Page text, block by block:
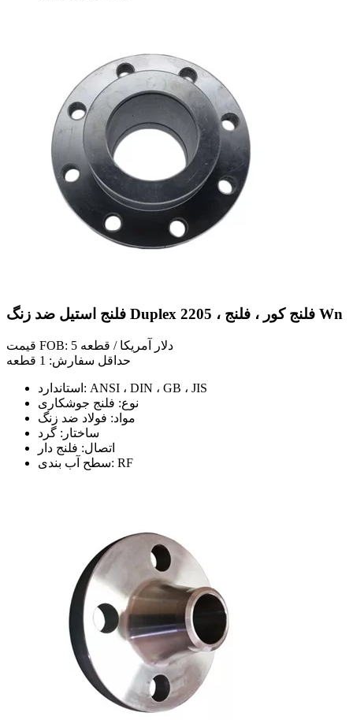
فلنج استیل ضد زنگ Duplex 2205 ، فلنج کور ، فلنج Wn
قیمت FOB: 5 دلار آمریکا / قطعه
حداقل سفارش: 1 قطعه
استاندارد: ANSI ، DIN ، GB ، JIS
نوع: فلنج جوشکاری
مواد: فولاد ضد زنگ
ساختار: گرد
اتصال: فلنج دار
سطح آب بندی: RF